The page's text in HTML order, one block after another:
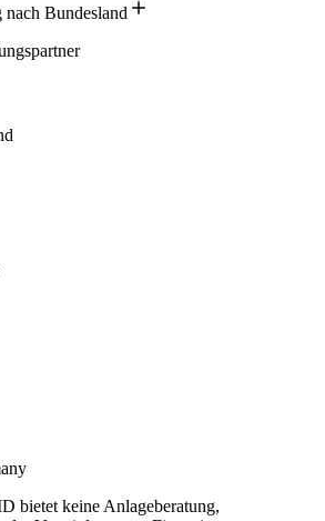
nach Bundesland
bietet keine Anlageberatung,